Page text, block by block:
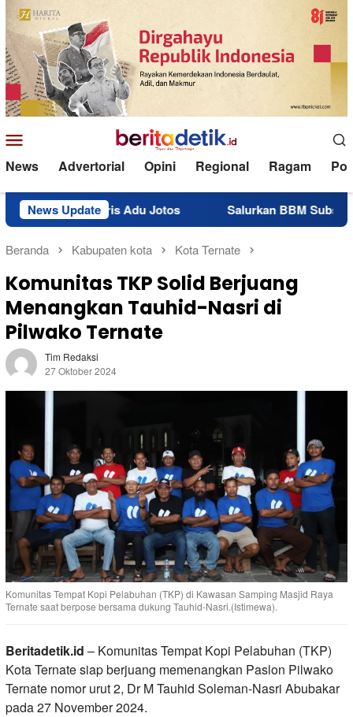
Loncat
ke
konten
Mobile
News Advertorial Opini Regional Ragam
News Update
Jotos Salurkan BBM Subsidi 10 Ton, Polres
Beranda Kabupaten kota Kota Ternate
Komunitas TKP Solid Berjuang
Menangkan Tauhid-Nasri di
Pilwako Ternate
Tim Redaksi
27 Oktober 2024
Komunitas Tempat Kopi Pelabuhan (TKP) di Kawasan Samping Masjid Raya
Ternate saat berpose bersama dukung Tauhid-Nasri.(Istimewa).
Beritadetik.id – Komunitas Tempat Kopi Pelabuhan (TKP)
Kota Ternate siap berjuang memenangkan Paslon Pilwako
Ternate nomor urut 2, Dr M Tauhid Soleman-Nasri Abubakar
pada 27 November 2024.